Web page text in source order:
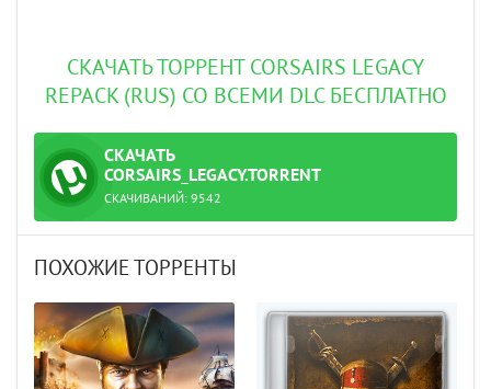
СКАЧАТЬ ТОРРЕНТ CORSAIRS LEGACY
REPACK (RUS) СО ВСЕМИ DLC БЕСПЛАТНО
СКАЧАТЬ
ТОРРЕНТ
CORSAIRS_LEGACY.TORRENT
СКАЧИВАНИЙ: 9542
ПОХОЖИЕ ТОРРЕНТЫ